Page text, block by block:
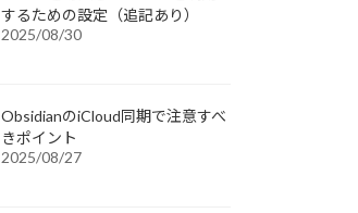
するための設定（追記あり）
2025/08/30
ObsidianのiCloud同期で注意すべ
きポイント
2025/08/27